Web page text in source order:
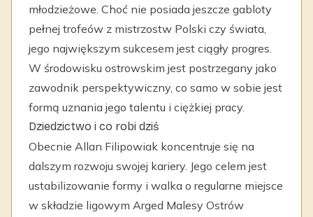
młodzieżowe. Choć nie posiada jeszcze gabloty
pełnej trofeów z mistrzostw Polski czy świata,
jego największym sukcesem jest ciągły progres.
W środowisku ostrowskim jest postrzegany jako
zawodnik perspektywiczny, co samo w sobie jest
formą uznania jego talentu i ciężkiej pracy.
Dziedzictwo i co robi dziś
Obecnie Allan Filipowiak koncentruje się na
dalszym rozwoju swojej kariery. Jego celem jest
ustabilizowanie formy i walka o regularne miejsce
w składzie ligowym Arged Malesy Ostrów